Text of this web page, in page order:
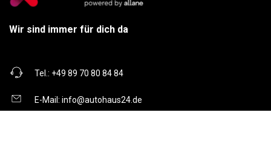
Wir sind immer für dich da
Tel.: +49 89 70 80 84 84
E-Mail: info@autohaus24.de